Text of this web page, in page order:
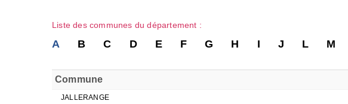
Liste des communes du département :
A B C D E F G H I J L M
Commune
JALLERANGE